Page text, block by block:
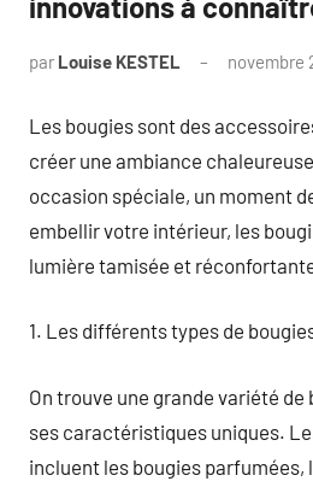
par Louise KESTEL novembre
Les bougies sont des
créer une ambiance
occasion spéciale, un moment
embellir votre intérieur, les
lumière tamisée et
1. Les différents types de
On trouve une grande variété
ses caractéristiques uniques.
incluent les bougies parfumées,